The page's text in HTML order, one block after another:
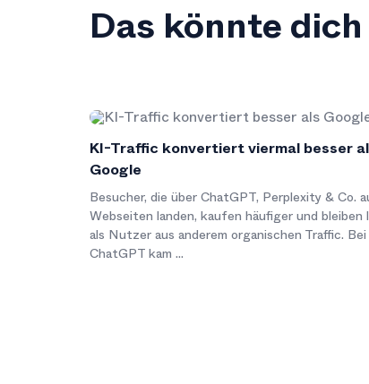
Das könnte
KI-Traffic konvertiert viermal besser
Google
Besucher, die über ChatGPT, Perplexity & Co.
Webseiten landen, kaufen häufiger und bleiben
als Nutzer aus anderem organischen Traffic. Bei
ChatGPT kam ...